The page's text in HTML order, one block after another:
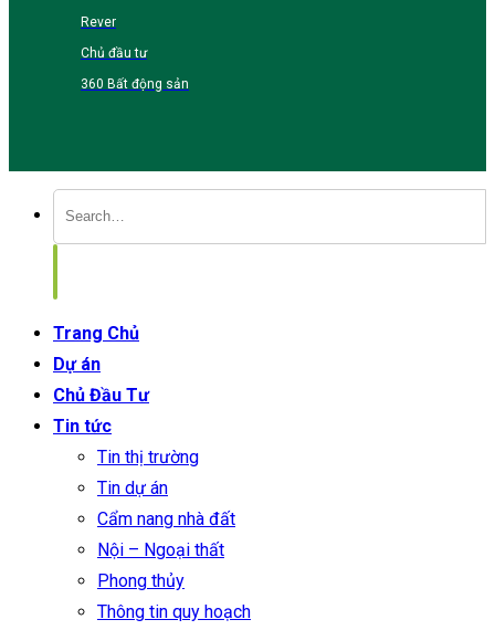
Rever
Chủ đầu tư
360 Bất động sản
Trang Chủ
Dự án
Chủ Đầu Tư
Tin tức
Tin thị trường
Tin dự án
Cẩm nang nhà đất
Nội – Ngoại thất
Phong thủy
Thông tin quy hoạch